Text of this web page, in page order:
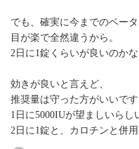
でも、確実に今までのベー
目が楽で全然違うから。
2日に1錠くらいが良いのかな
効きが良いと言えど、
推奨量は守った方がいいです
1日に5000IUが望ましいらし
2日に1錠と、カロチンと併